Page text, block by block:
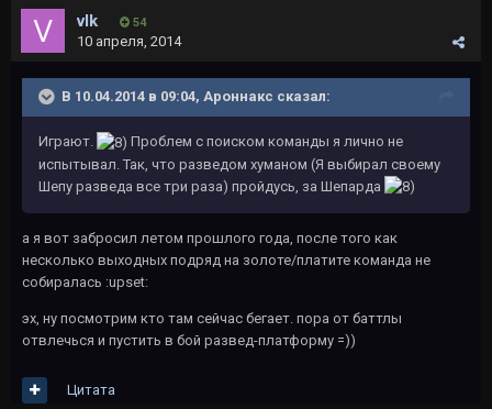
vlk 54
10 апреля, 2014
В 10.04.2014 в 09:04, Ароннакс сказал:
Играют.
Проблем с поиском команды я лично не
испытывал. Так, что разведом хуманом (Я выбирал своему
Шепу разведа все три раза) пройдусь, за Шепарда
а я вот забросил летом прошлого года, после того как
несколько выходных подряд на золоте/платите команда не
собиралась :upset:
эх, ну посмотрим кто там сейчас бегает. пора от баттлы
отвлечься и пустить в бой развед-платформу =))
Цитата